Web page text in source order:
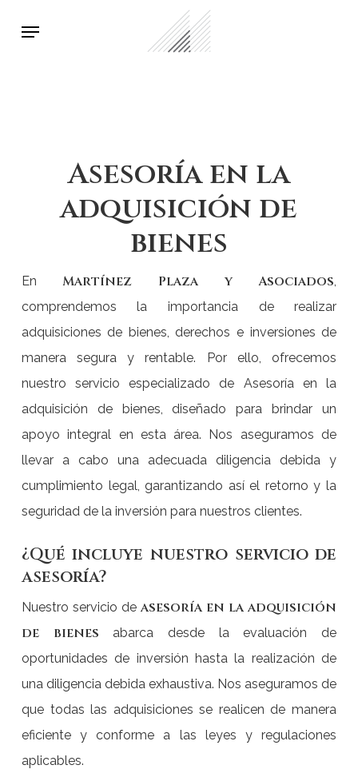
Menu
Asesoría en la
adquisición de
bienes
EnMartínez Plaza y Asociados,
comprendemos la importancia de realizar
adquisiciones de bienes, derechos e inversiones de
manera segura y rentable. Por ello, ofrecemos
nuestro servicio especializado de Asesoría en la
adquisición de bienes, diseñado para brindar un
apoyo integral en esta área. Nos aseguramos de
llevar a cabo una adecuada diligencia debida y
cumplimiento legal, garantizando así el retorno y la
seguridad de la inversión para nuestros clientes.
¿Qué incluye nuestro servicio de
asesoría?
Nuestro servicio de asesoría en la adquisición
de bienes abarca desde la evaluación de
oportunidades de inversión hasta la realización de
una diligencia debida exhaustiva. Nos aseguramos de
que todas las adquisiciones se realicen de manera
eficiente y conforme a las leyes y regulaciones
aplicables.